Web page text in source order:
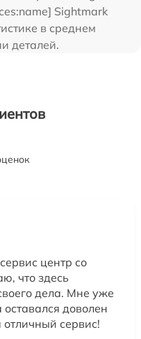
Sightmark
в среднем
деталей.
центр со
что здесь
дела. Мне уже
доволен
сервис!